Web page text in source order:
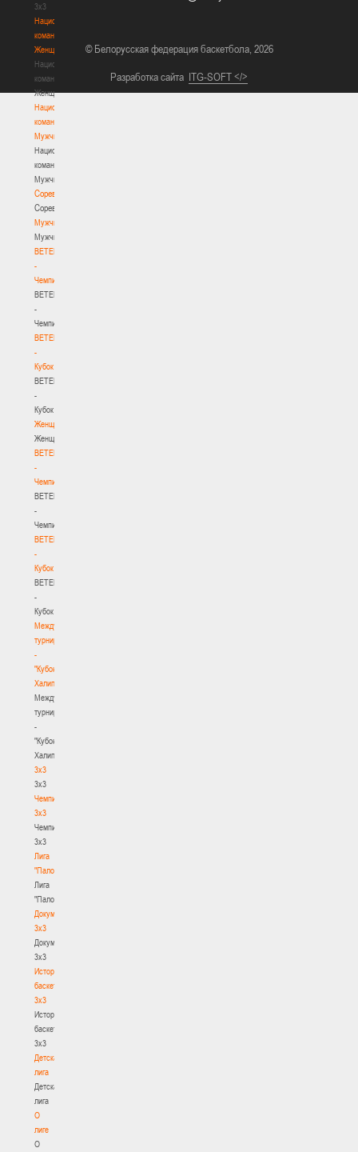
3х3
Национальная
команда.
Женщины
Национальная
команда.
Женщины
Национальная
команда.
Мужчины
Национальная
команда.
Мужчины
Соревнования
Соревнования
Мужчины
Мужчины
BETERA
-
Чемпионат
BETERA
-
Чемпионат
BETERA
-
Кубок
BETERA
-
Кубок
Женщины
Женщины
BETERA
-
Чемпионат
BETERA
-
Чемпионат
BETERA
-
Кубок
BETERA
-
Кубок
Международный
турнир
-
"Кубок
Халипского"
Международный
турнир
-
"Кубок
Халипского"
3x3
3x3
Чемпионат
3х3
Чемпионат
3х3
Лига
"Палова"
Лига
"Палова"
Документы
3х3
Документы
3х3
История
баскетбола
3х3
История
баскетбола
3х3
Детская
лига
Детская
лига
О
лиге
О
© Белорусская федерация баскетбола, 2026
Разработка сайта ITG-SOFT </>